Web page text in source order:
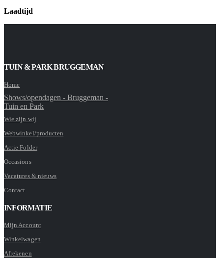
Laadtijd
TUIN & PARK BRUGGEMAN
Home
Shows/opendagen - Bruggeman -
Tuin en Park
Wie zijn wij
Webwinkel/producten
Actie Folder
Occasions
Vacatures & nieuws
Contact
INFORMATIE
Mijn Account
Winkelwagen
Afrekenen